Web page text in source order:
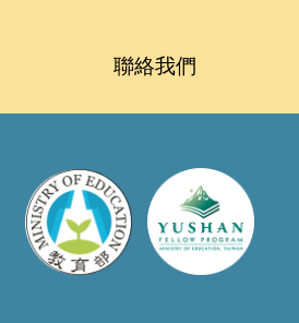
聯絡我們